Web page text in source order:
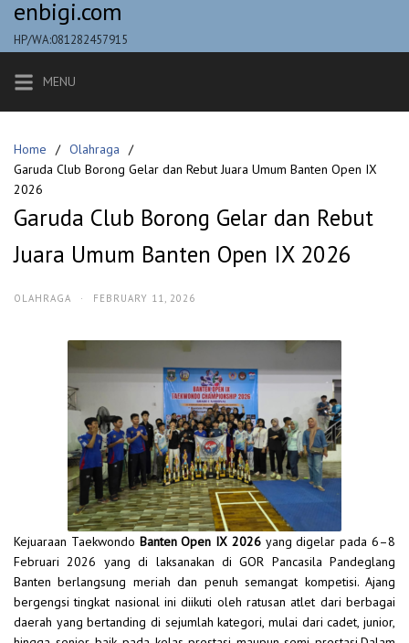
Skip
content
enbigi.com
HP/WA:081282457915
MENU
Home
Olahraga
Garuda Club Borong Gelar dan Rebut Juara Umum Banten Open IX
2026
Garuda Club Borong Gelar dan Rebut
Juara Umum Banten Open IX 2026
OLAHRAGA · FEBRUARY 11, 2026
Kejuaraan Taekwondo Banten Open IX 2026yang digelar pada 6–8
Februari 2026 yang di laksanakan di GOR Pancasila Pandeglang
Banten berlangsung meriah dan penuh semangat kompetisi. Ajang
bergengsi tingkat nasional ini diikuti oleh ratusan atlet dari berbagai
daerah yang bertanding di sejumlah kategori, mulai dari cadet, junior,